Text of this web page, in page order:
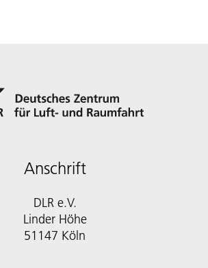
Anschrift
DLR e.V.
Linder Höhe
51147 Köln